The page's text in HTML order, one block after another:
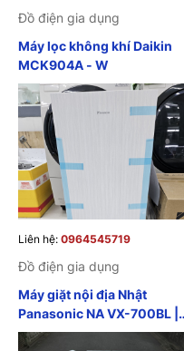
Đồ điện gia dụng
Máy lọc không khí Daikin
MCK904A - W
Liên hệ: 0964545719
Đồ điện gia dụng
Máy giặt nội địa Nhật
Panasonic NA VX-700BL |
Máy giặt Panasonic nội địa